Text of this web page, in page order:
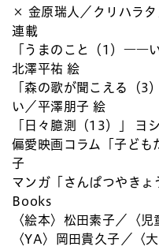
× 金原瑞人／クリハラ
連載
「うまのこと（1）――
北澤平祐 絵
「森の歌が聞こえる（
い／平澤朋子 絵
「日々臆測（13）」 ヨ
偏愛映画コラム「子ども
子
マンガ「さんぱつやき
Books
〈絵本〉松田素子／〈
〈YA〉岡田貴久子／〈